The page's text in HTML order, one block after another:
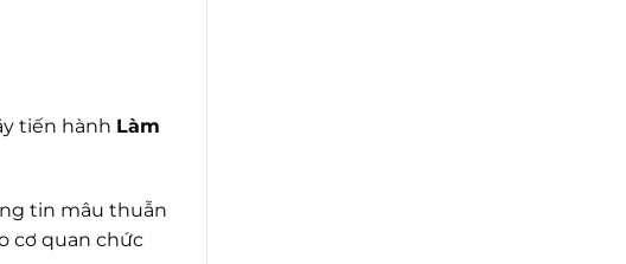
tiến hành Làm
tin mâu thuẫn
cơ quan chức